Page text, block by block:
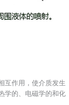
互作用，使介质发生
学的、电磁学的和化